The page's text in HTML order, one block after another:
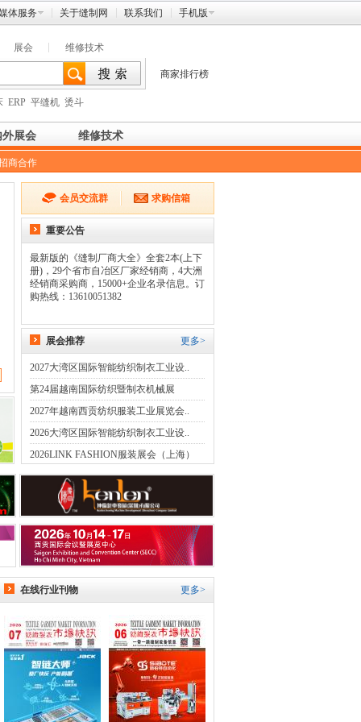
体服务 关于缝制网 联系我们 手机版
展会 维修技术
ERP 平缝机 烫斗
商家排行榜
外展会 维修技术
商合作
会员交流群 求购信箱
重要公告
最新版的《缝制厂商大全》全套2本(上下
册)，29个省市自冶区厂家经销商，4大洲
经销商采购商，15000+企业名录信息。订
购热线：13610051382
更多>
展会推荐
2027大湾区国际智能纺织制衣工业设..
第24届越南国际纺织暨制衣机械展
2027年越南西贡纺织服装工业展览会..
2026大湾区国际智能纺织制衣工业设..
2026LINK FASHION服装展会（上海）
更多>
在线行业刊物